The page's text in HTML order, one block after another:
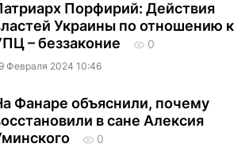
Порфирий: Действия
Украины по отношению к
– беззаконие
0
Февраля 2024 10:46
Фанаре объяснили, почему
в сане Алексия
0